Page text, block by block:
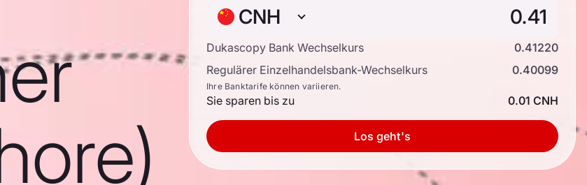
CNH
Dukascopy Bank Wechselkurs
0.41220
Regulärer Einzelhandelsbank-Wechselkurs
0.40099
Ihre Banktarife können variieren.
Sie sparen bis zu 0.01 CNH
Los geht's